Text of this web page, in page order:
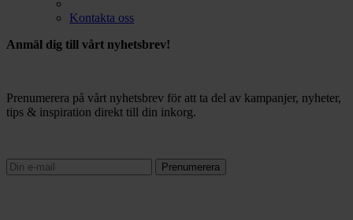
Kontakta oss
Anmäl dig till vårt nyhetsbrev!
Prenumerera på vårt nyhetsbrev för att ta del av kampanjer, nyheter,
tips & inspiration direkt till din inkorg.
Prenumerera